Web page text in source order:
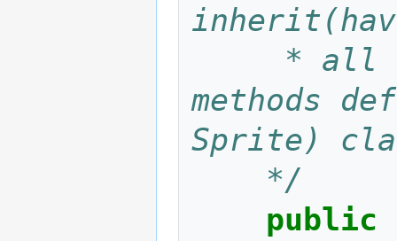
methods
Sprite)
	*/
public